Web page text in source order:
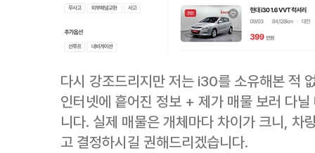
다시 강조드리지만 저는 i30를 소유해본 적
인터넷에 흩어진 정보 + 제가 매물 보러 다
니다. 실제 매물은 개체마다 차이가 크니, 차
고 결정하시길 권해드리겠습니다.